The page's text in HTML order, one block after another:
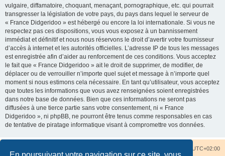
vulgaire, diffamatoire, choquant, menaçant, pornographique, etc. qui pourrait
transgresser la législation de votre pays, du pays dans lequel le serveur de
« France Didgeridoo » est hébergé ou encore la loi internationale. Si vous ne
respectez pas ces dispositions, vous vous exposez à un bannissement
immédiat et définitif et nous nous réservons le droit d’avertir votre fournisseur
d’accès à internet et les autorités officielles. L’adresse IP de tous les messages
est enregistrée afin d’aider au renforcement de ces conditions. Vous acceptez
le fait que « France Didgeridoo » ait le droit de supprimer, de modifier, de
déplacer ou de verrouiller n’importe quel sujet et message à n’importe quel
moment si nous estimons cela nécessaire. En tant qu’utilisateur, vous acceptez
que toutes les informations que vous avez renseignées soient enregistrées
dans notre base de données. Bien que ces informations ne seront pas
diffusées à une tierce partie sans votre consentement, ni « France
Didgeridoo », ni phpBB, ne pourront être tenus comme responsables en cas
de tentative de piratage informatique visant à compromettre vos données.
UTC+02:00